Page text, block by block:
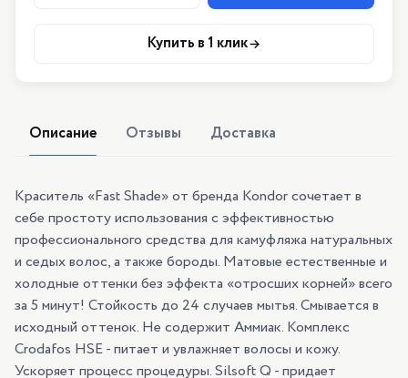
Купить в 1 клик
Описание Отзывы Доставка
Краситель «Fast Shade» от бренда Kondor сочетает в
себе простоту использования с эффективностью
профессионального средства для камуфляжа натуральных
и седых волос, а также бороды. Матовые естественные и
холодные оттенки без эффекта «отросших корней» всего
за 5 минут! Стойкость до 24 случаев мытья. Смывается в
исходный оттенок. Не содержит Аммиак. Комплекс
Crodafos HSE - питает и увлажняет волосы и кожу.
Ускоряет процесс процедуры. Silsoft Q - придает